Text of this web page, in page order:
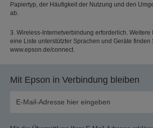
Papiertyp, der Häufigkeit der Nutzung und den
ab.
3. Wireless-Internetverbindung erforderlich. Weitere
eine Liste unterstützter Sprachen und Geräte finden
www.epson.de/connect.
Mit Epson in Verbindung bleiben